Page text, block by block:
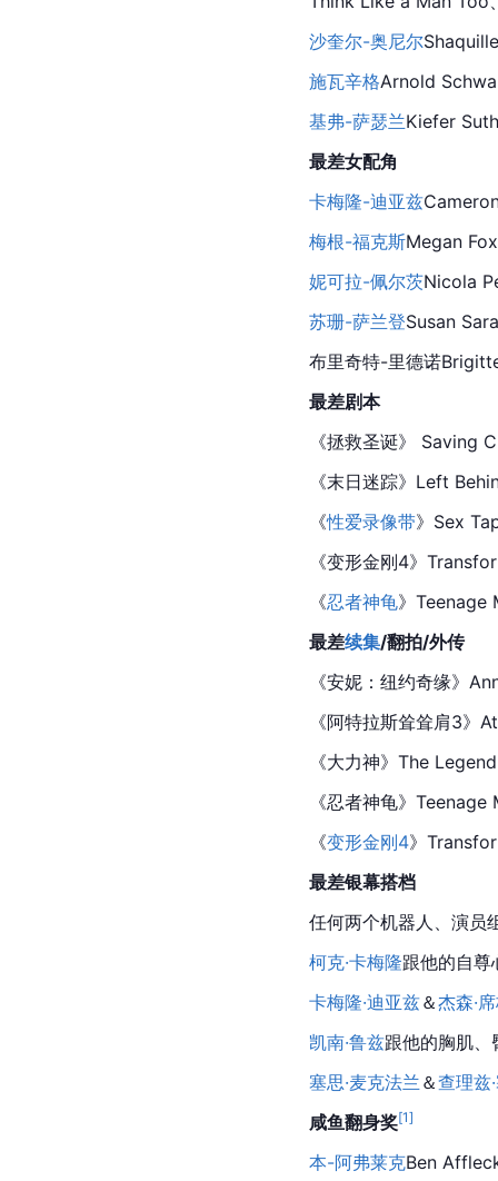
沙奎尔-奥尼尔
施瓦辛格Arnold
基弗-萨瑟兰Kiefer
最差女配角
卡梅隆-迪亚兹
梅根-福克斯Megan
妮可拉-佩尔茨Nicola
苏珊-萨兰登Susan
布里奇特-里德诺
最差剧本
《拯救圣诞》 Saving
《末日迷踪》Left
《性爱录像带》Sex
《变形金刚4》
《忍者神龟》Teenage
最差续集/翻拍/外传
《安妮：纽约奇缘》
《阿特拉斯耸耸肩3
《大力神》The
《忍者神龟》Teenage
《变形金刚4》
最差银幕搭档
任何两个机器人、演
柯克·卡梅隆跟他的自
卡梅隆·迪亚兹＆杰森·
凯南·鲁兹跟他的胸肌、
塞思·麦克法兰 ＆查理兹
咸鱼翻身奖[1]
本-阿弗莱克Ben